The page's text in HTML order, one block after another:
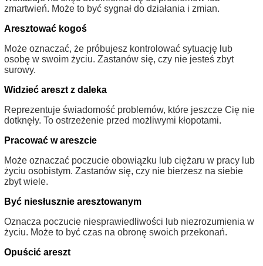
zmartwień. Może to być sygnał do działania i zmian.
Aresztować kogoś
Może oznaczać, że próbujesz kontrolować sytuację lub
osobę w swoim życiu. Zastanów się, czy nie jesteś zbyt
surowy.
Widzieć areszt z daleka
Reprezentuje świadomość problemów, które jeszcze Cię nie
dotknęły. To ostrzeżenie przed możliwymi kłopotami.
Pracować w areszcie
Może oznaczać poczucie obowiązku lub ciężaru w pracy lub
życiu osobistym. Zastanów się, czy nie bierzesz na siebie
zbyt wiele.
Być niesłusznie aresztowanym
Oznacza poczucie niesprawiedliwości lub niezrozumienia w
życiu. Może to być czas na obronę swoich przekonań.
Opuścić areszt